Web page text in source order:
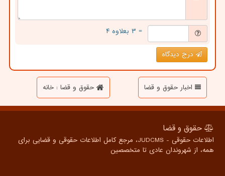
= ۳ بعلاوه ۴
درج دیدگاه
اخبار حقوق و قضا حقوق و قضا : خانه
حقوق و قضا
اطلاعات حقوقی - JUDCMS، مرجع کامل اطلاعات حقوقی و قضایی برای
همه، از شهروندان عادی تا متخصصین